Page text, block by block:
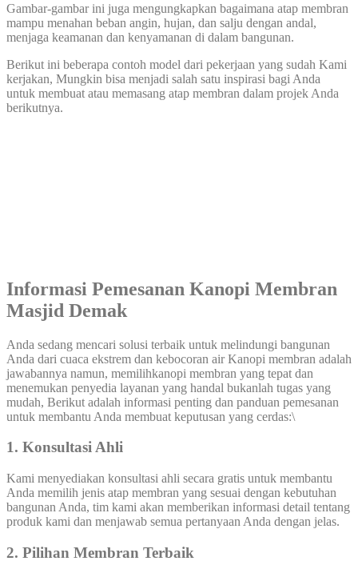
Gambar-gambar ini juga mengungkapkan bagaimana atap membran
mampu menahan beban angin, hujan, dan salju dengan andal,
menjaga keamanan dan kenyamanan di dalam bangunan.
Berikut ini beberapa contoh model dari pekerjaan yang sudah Kami
kerjakan, Mungkin bisa menjadi salah satu inspirasi bagi Anda
untuk membuat atau memasang atap membran dalam projek Anda
berikutnya.
Informasi Pemesanan Kanopi Membran
Masjid Demak
Anda sedang mencari solusi terbaik untuk melindungi bangunan
Anda dari cuaca ekstrem dan kebocoran air Kanopi membran adalah
jawabannya namun, memilihkanopi membran yang tepat dan
menemukan penyedia layanan yang handal bukanlah tugas yang
mudah, Berikut adalah informasi penting dan panduan pemesanan
untuk membantu Anda membuat keputusan yang cerdas:\
1. Konsultasi Ahli
Kami menyediakan konsultasi ahli secara gratis untuk membantu
Anda memilih jenis atap membran yang sesuai dengan kebutuhan
bangunan Anda, tim kami akan memberikan informasi detail tentang
produk kami dan menjawab semua pertanyaan Anda dengan jelas.
2. Pilihan Membran Terbaik